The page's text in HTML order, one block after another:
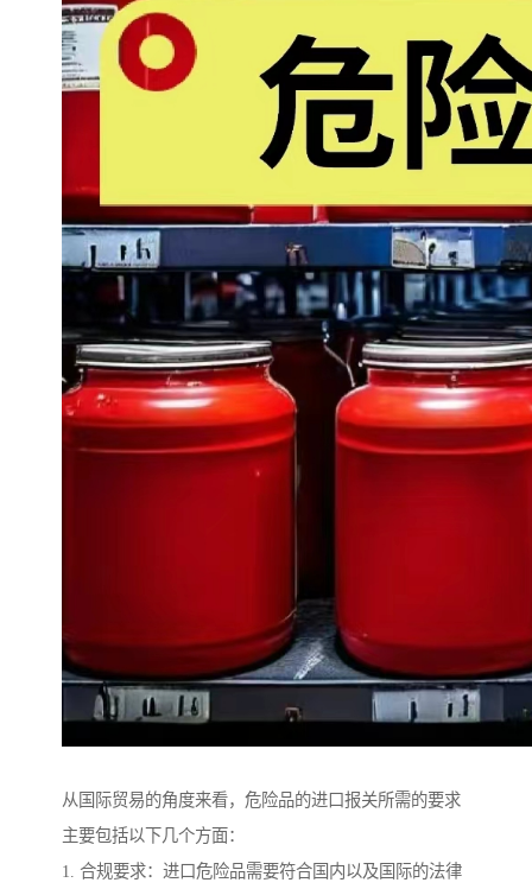
从国际贸易的角度来看，危险品的进口报关所需的要求
主要包括以下几个方面：
1. 合规要求：进口危险品需要符合国内以及国际的法律